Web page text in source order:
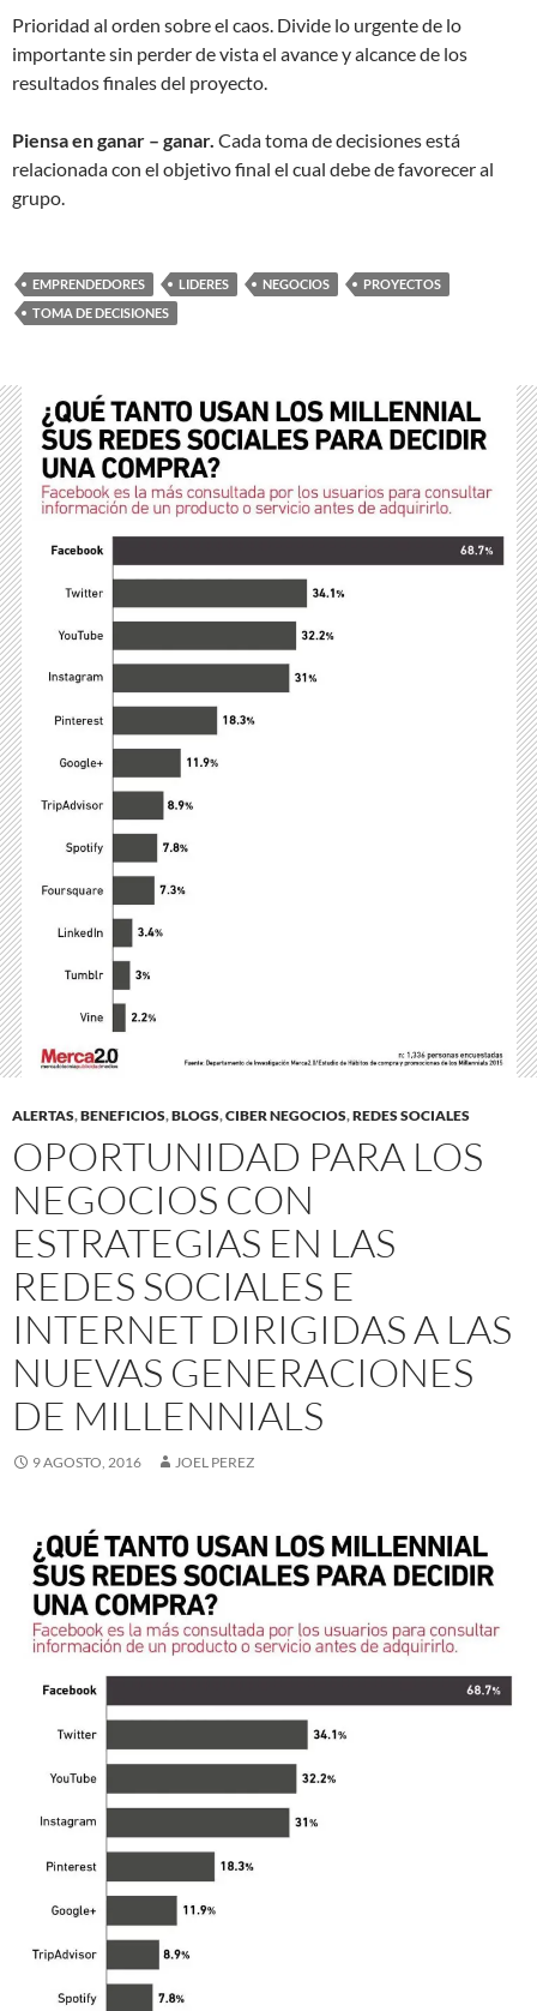
Prioridad al orden sobre el caos. Divide lo urgente de lo
importante sin perder de vista el avance y alcance de los
resultados finales del proyecto.
Piensa en ganar – ganar. Cada toma de decisiones está
relacionada con el objetivo final el cual debe de favorecer al
grupo.
EMPRENDEDORES LIDERES NEGOCIOS
PROYECTOS
TOMA DE DECISIONES
ALERTAS,BENEFICIOS,BLOGS,CIBER NEGOCIOS,REDES SOCIALES
OPORTUNIDAD PARA LOS
NEGOCIOS CON
ESTRATEGIAS EN LAS
REDES SOCIALES E
INTERNET DIRIGIDAS A LAS
NUEVAS GENERACIONES
DE MILLENNIALS
9 AGOSTO, 2016 JOEL PEREZ